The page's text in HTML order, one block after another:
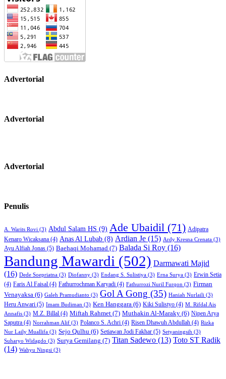
Advertorial
Advertorial
Advertorial
Penulis
A. Warits Rovi (3) Abdul Salam HS (9) Ade Ubaidil (71) Adipatra
Kenaro Wicaksana (4) Anas Al Lubab (8) Ardian Je (15) Ardy Kresna Crenata (3)
Ayu Alfiah Jonas (5) Baehaqi Mohamad (7) Balada Si Roy (16)
Bandung Mawardi (502) Darmawati Majid
(16) Dede Soepriatna (3) Diofanny (3) Endang S. Sulistiya (3) Erna Surya (3) Erwin Setia
(4) Faris Al Faisal (4) Fathurrochman Karyadi (4) Fathurrozi Nuril Furqon (3) Firman
Venayaksa (6) Galeh Pramudianto (3) Gol A Gong (35) Haniah Nurlaili (3)
Heru Anwari (5) Imam Budiman (3) Ken Hanggara (6) Kiki Sulistyo (4) M. Rifdal Ais
Annafis (3) M.Z. Billal (4) Miftah Rahmet (7) Muthakin Al-Maraky (6) Nipen Arya
Saputra (4) Norrahman Alif (3) Polanco S. Achri (4) Risen Dhawuh Abdullah (4) Rizka
Nur Laily Muallifa (3) Sejo Qulhu (6) Setiawan Jodi Fakhar (5) Setyaningsih (3)
Suharyo Widagdo (3) Surya Gemilang (7) Titan Sadewo (13) Toto ST Radik
(14) Wahyu Ningsi (3)